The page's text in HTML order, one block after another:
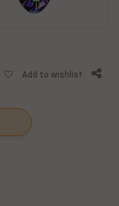
Add to wishlist